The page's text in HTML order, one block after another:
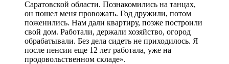
Саратовской области. Познакомились на танцах,
он пошел меня провожать. Год дружили, потом
поженились. Нам дали квартиру, позже построили
свой дом. Работали, держали хозяйство, огород
обрабатывали. Без дела сидеть не приходилось. Я
после пенсии еще 12 лет работала, уже на
продовольственном складе».